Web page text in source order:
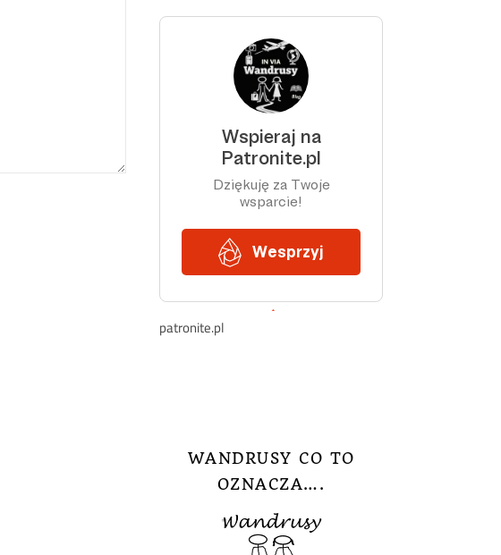
patronite.pl
WANDRUSY CO TO
OZNACZA….